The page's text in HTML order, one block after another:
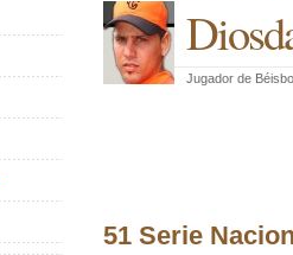
Jugador de
51 Serie